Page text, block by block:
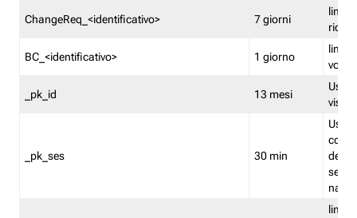
ChangeReq_<identificativo> 7 giorni
limita
BC_<identificativo> 1 giorno
limita
_pk_id 13 mesi
_pk_ses 30 min